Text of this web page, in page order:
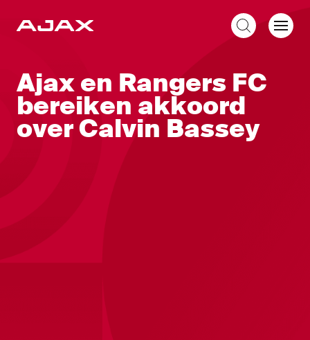
Ajax en Rangers FC
bereiken akkoord
over Calvin Bassey